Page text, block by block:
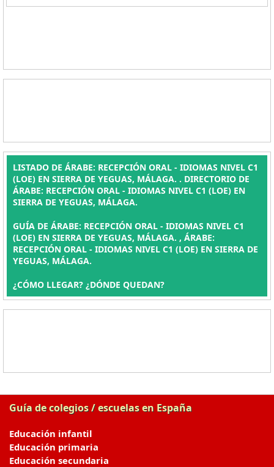
LISTADO DE ÁRABE: RECEPCIÓN ORAL - IDIOMAS NIVEL C1
(LOE) EN SIERRA DE YEGUAS, MÁLAGA. . DIRECTORIO DE
ÁRABE: RECEPCIÓN ORAL - IDIOMAS NIVEL C1 (LOE) EN
SIERRA DE YEGUAS, MÁLAGA.
GUÍA DE ÁRABE: RECEPCIÓN ORAL - IDIOMAS NIVEL C1
(LOE) EN SIERRA DE YEGUAS, MÁLAGA. , ÁRABE:
RECEPCIÓN ORAL - IDIOMAS NIVEL C1 (LOE) EN SIERRA DE
YEGUAS, MÁLAGA.
¿CÓMO LLEGAR? ¿DÓNDE QUEDAN?
Guía de colegios / escuelas en España
Educación infantil
Educación primaria
Educación secundaria